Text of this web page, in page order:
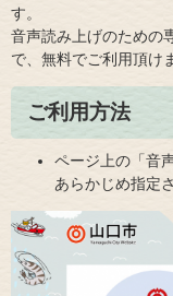
す。
音声読み上げのための
で、無料でご利用頂け
ご利用方法
ページ上の「音
あらかじめ指定